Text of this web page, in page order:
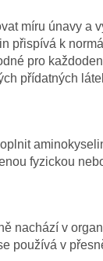
míru únavy a
přispívá k
pro
přídatných
fyzickou
nachází v
používá v